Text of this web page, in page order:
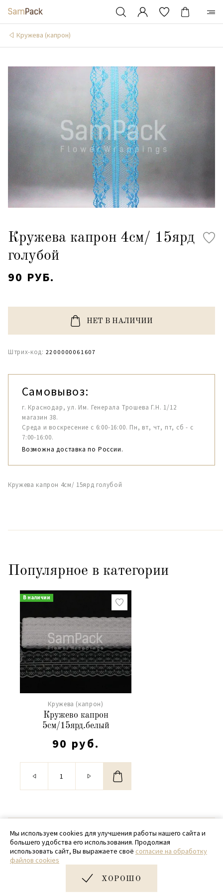
Кружева (капрон)
Кружева капрон 4см/ 15ярд
голубой
90 РУБ.
НЕТ В НАЛИЧИИ
Штрих-код: 2200000061607
Самовывоз:
г. Краснодар, ул. Им. Генерала Трошева Г.Н. 1/12
магазин 38.
Среда и воскресение с 6:00-16:00. Пн, вт, чт, пт, сб - с
7:00-16:00.
Возможна доставка по России.
Кружева капрон 4см/ 15ярд голубой
Популярное в категории
В наличии
Кружева (капрон)
Кружево капрон
5см/15ярд.белый
90 руб.
© 2020 - 2026 SamPack
+ 7 (918) 699-97-87
zakaz@sampack.store
Дизайн и разработка сайта
Мы используем cookies для улучшения работы нашего сайта и
большего удобства его использования. Продолжая
использовать сайт, Вы выражаете своё согласие на обработку
файлов cookies
ХОРОШО